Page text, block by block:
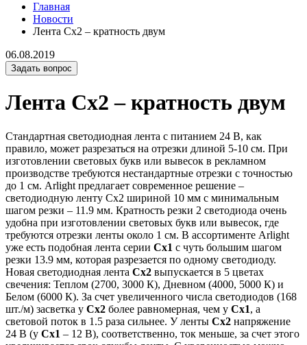
Главная
Новости
Лента Сх2 – кратность двум
06.08.2019
Задать вопрос
Лента Сх2 – кратность двум
Стандартная светодиодная лента с питанием 24 В, как
правило, может разрезаться на отрезки длиной 5-10 см. При
изготовлении световых букв или вывесок в рекламном
производстве требуются нестандартные отрезки с точностью
до 1 см. Arlight предлагает современное решение –
светодиодную ленту Сх2 шириной 10 мм с минимальным
шагом резки – 11.9 мм. Кратность резки 2 светодиода очень
удобна при изготовлении световых букв или вывесок, где
требуются отрезки ленты около 1 см. В ассортименте Arlight
уже есть подобная лента серии Cx1 с чуть большим шагом
резки 13.9 мм, которая разрезается по одному светодиоду.
Новая светодиодная лента Сх2 выпускается в 5 цветах
свечения: Теплом (2700, 3000 К), Дневном (4000, 5000 К) и
Белом (6000 К). За счет увеличенного числа светодиодов (168
шт./м) засветка у Сх2 более равномерная, чем у Сх1, а
световой поток в 1.5 раза сильнее. У ленты Сх2 напряжение
24 В (у Сх1 – 12 В), соответственно, ток меньше, за счет этого